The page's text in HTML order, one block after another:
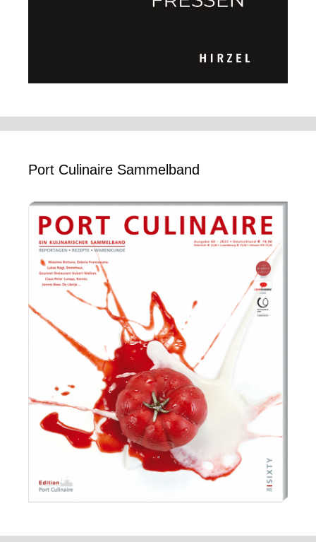
Port Culinaire Sammelband